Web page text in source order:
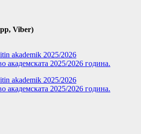
Viber)
akademik 2025/2026
2025/2026 година.
akademik 2025/2026
2025/2026 година.